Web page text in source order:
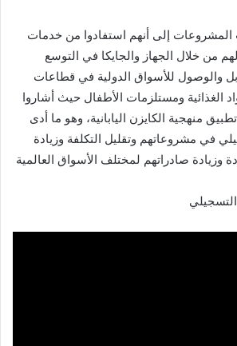
إلى أنهم استفادوا من خدمات
من خلال الجهاز والجايكا في التوسع
والوصول للأسواق الدولية في قطاعات
الغذائية ومستلزمات الأطفال حيث أشاروا
منهجية الكايزن اليابانية، وهو ما أدى
في مشروعاتهم وتقليل التكلفة وزيادة
وزيادة صادراتهم لمختلف الأسواق العالمية